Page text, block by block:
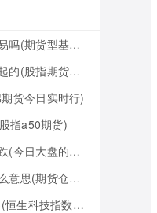
型基金风险大吗)
期货产生的原因)
货今日实时行)
指a50期货)
盘的指数是多少)
货仓是什么意思)
技指数期货夜盘)